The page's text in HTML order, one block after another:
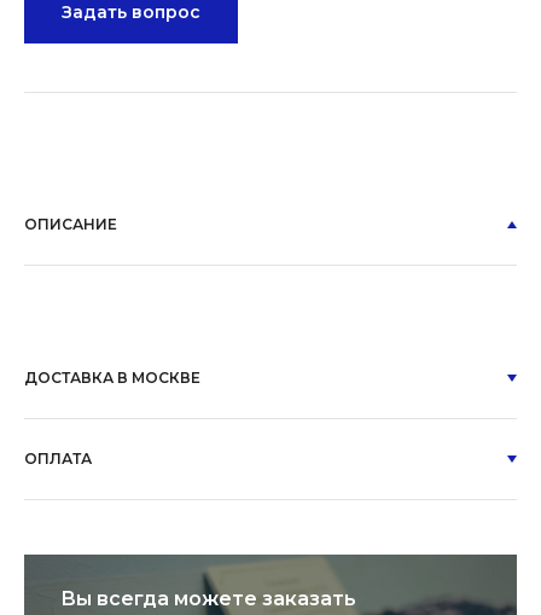
Задать вопрос
ОПИСАНИЕ
ДОСТАВКА В МОСКВЕ
ОПЛАТА
Вы всегда можете заказать